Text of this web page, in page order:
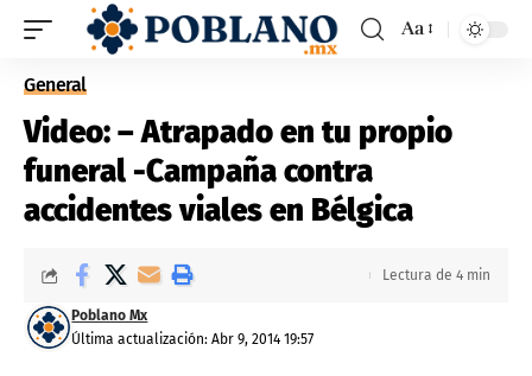
Aa
General
Video: – Atrapado en tu propio
funeral -Campaña contra
accidentes viales en Bélgica
Última actualización: Abr 9, 2014 19:57
Poblano Mx
Lectura de 4 min